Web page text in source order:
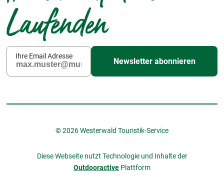
Laufenden
Ihre Email Adresse
Newsletter abonnieren
© 2026 Westerwald Touristik-Service
Diese Webseite nutzt Technologie und Inhalte der
Outdooractive Plattform